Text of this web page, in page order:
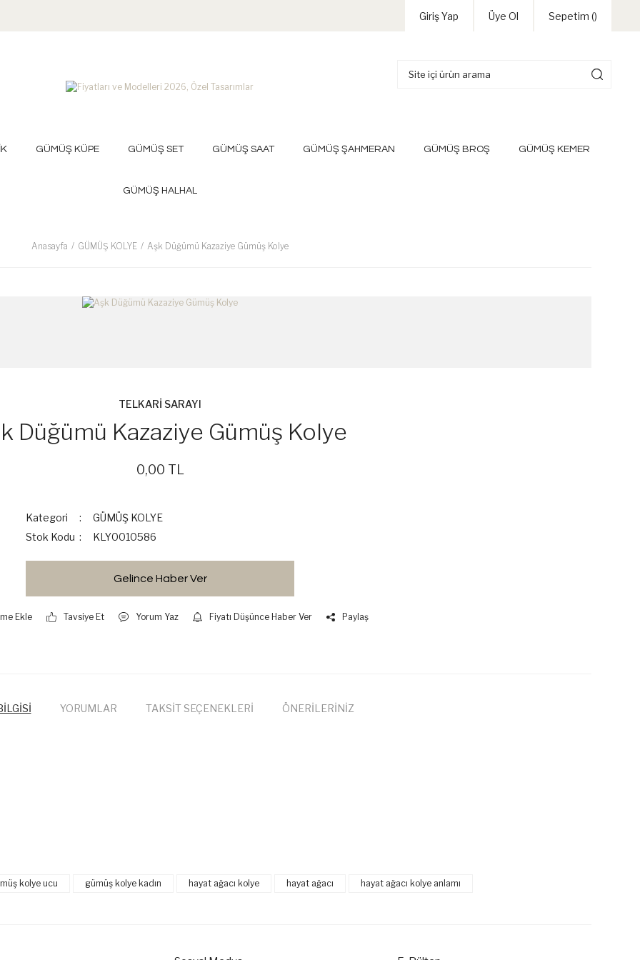
Giriş Yap Üye Ol Sepetim ()
GÜMÜŞ KÜPE GÜMÜŞ SET GÜMÜŞ SAAT GÜMÜŞ ŞAHMERAN GÜMÜŞ BROŞ GÜMÜŞ KEMER
GÜMÜŞ HALHAL
Anasayfa GÜMÜŞ KOLYE Aşk Düğümü Kazaziye Gümüş Kolye
TELKARİ SARAYI
Düğümü Kazaziye Gümüş Kolye
0,00 TL
Kategori
GÜMÜŞ KOLYE
Stok Kodu
KLY0010586
Gelince Haber Ver
Tavsiye Et Yorum Yaz Fiyatı Düşünce Haber Ver Paylaş
YORUMLAR TAKSİT SEÇENEKLERİ ÖNERİLERİNİZ
kolye ucu gümüş kolye kadın hayat ağacı kolye hayat ağacı hayat ağacı kolye anlamı